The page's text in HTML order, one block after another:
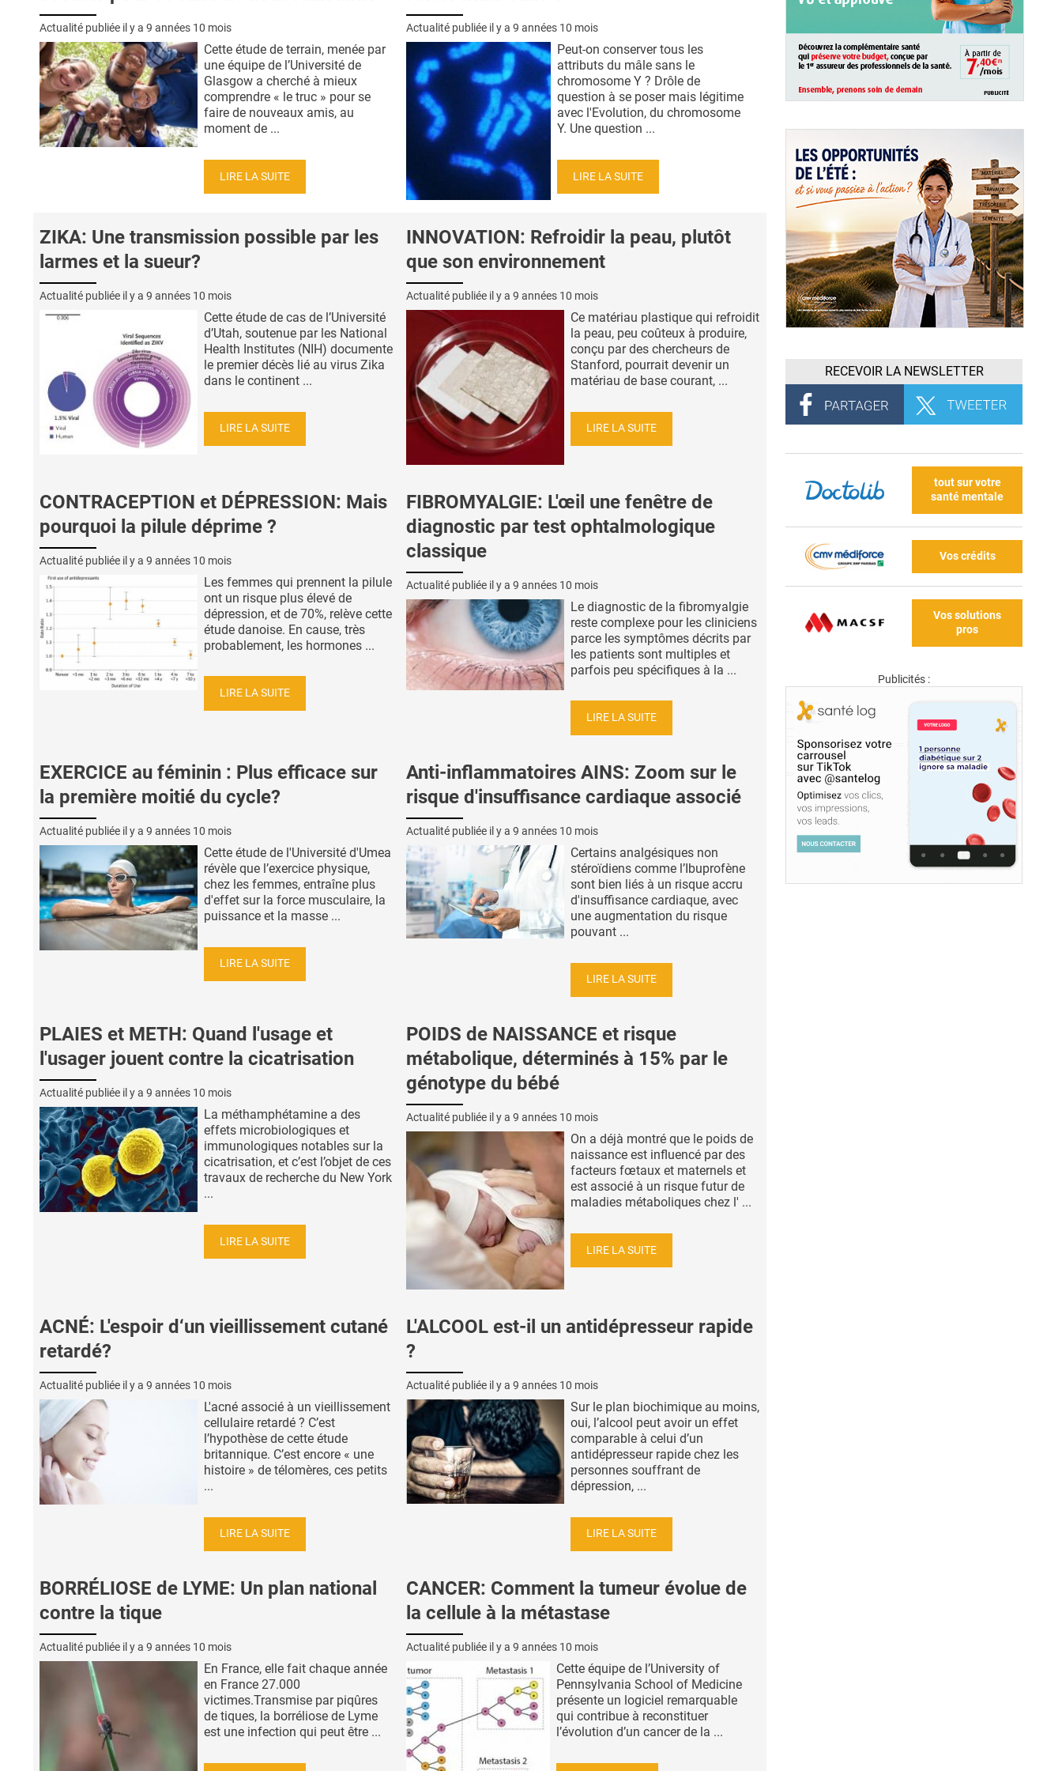
Actualité publiée il y a 9 années 10 mois
Cette étude de terrain, menée par
une équipe de l’Université de
Glasgow a cherché à mieux
comprendre « le truc » pour se
faire de nouveaux amis, au
moment de ...
LIRE LA SUITE
Actualité publiée il y a 9 années 10 mois
Peut-on conserver tous les
attributs du mâle sans le
chromosome Y ? Drôle de
question à se poser mais légitime
avec l'Evolution, du chromosome
Y. Une question ...
LIRE LA SUITE
ZIKA: Une transmission possible par les
larmes et la sueur?
Actualité publiée il y a 9 années 10 mois
Cette étude de cas de l’Université
d’Utah, soutenue par les National
Health Institutes (NIH) documente
le premier décès lié au virus Zika
dans le continent ...
LIRE LA SUITE
INNOVATION: Refroidir la peau, plutôt
que son environnement
Actualité publiée il y a 9 années 10 mois
Ce matériau plastique qui refroidit
la peau, peu coûteux à produire,
conçu par des chercheurs de
Stanford, pourrait devenir un
matériau de base courant, ...
LIRE LA SUITE
CONTRACEPTION et DÉPRESSION: Mais
pourquoi la pilule déprime ?
Actualité publiée il y a 9 années 10 mois
Les femmes qui prennent la pilule
ont un risque plus élevé de
dépression, et de 70%, relève cette
étude danoise. En cause, très
probablement, les hormones ...
LIRE LA SUITE
FIBROMYALGIE: L'œil une fenêtre de
diagnostic par test ophtalmologique
classique
Actualité publiée il y a 9 années 10 mois
Le diagnostic de la fibromyalgie
reste complexe pour les cliniciens
parce les symptômes décrits par
les patients sont multiples et
parfois peu spécifiques à la ...
LIRE LA SUITE
EXERCICE au féminin : Plus efficace sur
la première moitié du cycle?
Actualité publiée il y a 9 années 10 mois
Cette étude de l'Université d'Umea
révèle que l’exercice physique,
chez les femmes, entraîne plus
d'effet sur la force musculaire, la
puissance et la masse ...
LIRE LA SUITE
Anti-inflammatoires AINS: Zoom sur le
risque d'insuffisance cardiaque associé
Actualité publiée il y a 9 années 10 mois
Certains analgésiques non
stéroïdiens comme l’Ibuprofène
sont bien liés à un risque accru
d'insuffisance cardiaque, avec
une augmentation du risque
pouvant ...
LIRE LA SUITE
PLAIES et METH: Quand l'usage et
l'usager jouent contre la cicatrisation
Actualité publiée il y a 9 années 10 mois
La méthamphétamine a des
effets microbiologiques et
immunologiques notables sur la
cicatrisation, et c’est l’objet de ces
travaux de recherche du New York
...
LIRE LA SUITE
POIDS de NAISSANCE et risque
métabolique, déterminés à 15% par le
génotype du bébé
Actualité publiée il y a 9 années 10 mois
On a déjà montré que le poids de
naissance est influencé par des
facteurs fœtaux et maternels et
est associé à un risque futur de
maladies métaboliques chez l' ...
LIRE LA SUITE
ACNÉ: L'espoir d‘un vieillissement cutané
retardé?
Actualité publiée il y a 9 années 10 mois
L'acné associé à un vieillissement
cellulaire retardé ? C’est
l’hypothèse de cette étude
britannique. C’est encore « une
histoire » de télomères, ces petits
...
LIRE LA SUITE
L'ALCOOL est-il un antidépresseur rapide
?
Actualité publiée il y a 9 années 10 mois
Sur le plan biochimique au moins,
oui, l’alcool peut avoir un effet
comparable à celui d’un
antidépresseur rapide chez les
personnes souffrant de
dépression, ...
LIRE LA SUITE
BORRÉLIOSE de LYME: Un plan national
contre la tique
Actualité publiée il y a 9 années 10 mois
En France, elle fait chaque année
en France 27.000
victimes.Transmise par piqûres
de tiques, la borréliose de Lyme
est une infection qui peut être ...
CANCER: Comment la tumeur évolue de
la cellule à la métastase
Actualité publiée il y a 9 années 10 mois
Cette équipe de l’University of
Pennsylvania School of Medicine
présente un logiciel remarquable
qui contribue à reconstituer
l’évolution d’un cancer de la ...
RECEVOIR LA NEWSLETTER
tout sur votre
santé mentale
Vos crédits
Vos solutions
pros
Publicités :